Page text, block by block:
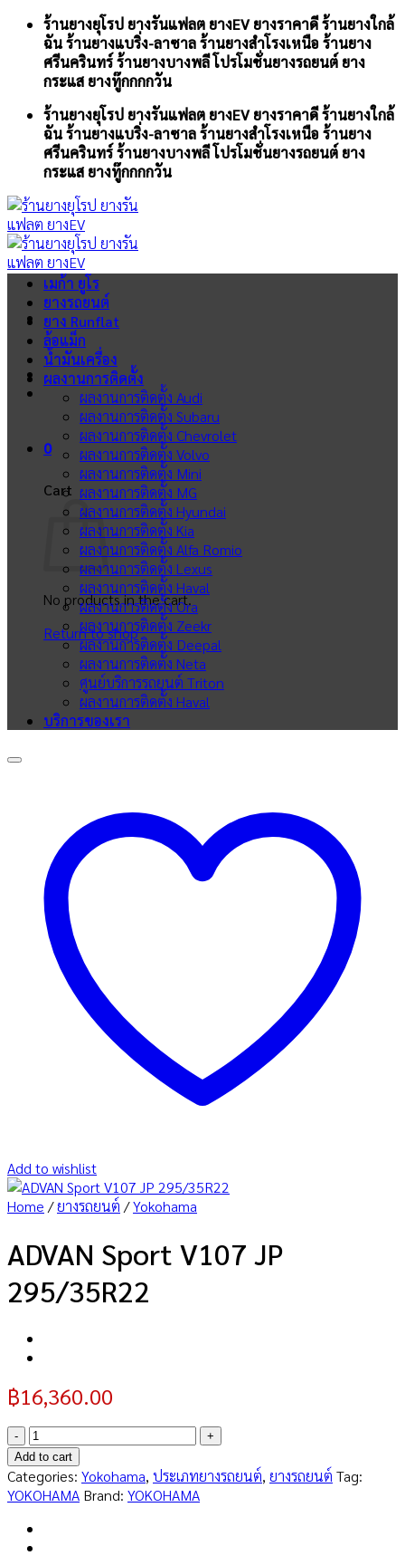
Skip
content
ร้านยางยุโรป ยางรันแฟลต ยางEV ยางราคาดี ร้านยางใกล้
ฉัน ร้านยางแบริ่ง-ลาซาล ร้านยางสำโรงเหนือ ร้านยาง
ศรีนครินทร์ ร้านยางบางพลี โปรโมชั่นยางรถยนต์ ยาง
กระแส ยางทู๊กกกกวัน
ร้านยางยุโรป ยางรันแฟลต ยางEV ยางราคาดี ร้านยางใกล้
ฉัน ร้านยางแบริ่ง-ลาซาล ร้านยางสำโรงเหนือ ร้านยาง
ศรีนครินทร์ ร้านยางบางพลี โปรโมชั่นยางรถยนต์ ยาง
กระแส ยางทู๊กกกกวัน
0
Cart
No products in the cart.
Return to shop
เมก้า ยูโร
ยางรถยนต์
ยาง Runflat
ล้อแม็ก
น้ำมันเครื่อง
ผลงานการติดตั้ง
ผลงานการติดตั้ง Audi
ผลงานการติดตั้ง Subaru
ผลงานการติดตั้ง Chevrolet
ผลงานการติดตั้ง Volvo
ผลงานการติดตั้ง Mini
ผลงานการติดตั้ง MG
ผลงานการติดตั้ง Hyundai
ผลงานการติดตั้ง Kia
ผลงานการติดตั้ง Alfa Romio
ผลงานการติดตั้ง Lexus
ผลงานการติดตั้ง Haval
ผลงานการติดตั้ง Ora
ผลงานการติดตั้ง Zeekr
ผลงานการติดตั้ง Deepal
ผลงานการติดตั้ง Neta
ศูนย์บริการรถยนต์ Triton
ผลงานการติดตั้ง Haval
บริการของเรา
Add to wishlist
Home /ยางรถยนต์ /Yokohama
ADVAN Sport V107 JP
295/35R22
฿16,360.00
ADVAN
Sport
V107
JP
quantity
Add to cart
Categories: Yokohama, ประเภทยางรถยนต์, ยางรถยนต์ Tag:
YOKOHAMA Brand: YOKOHAMA